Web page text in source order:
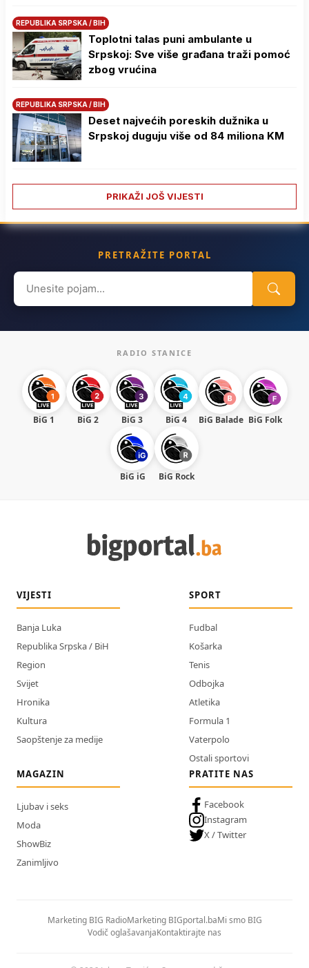
REPUBLIKA SRPSKA / BIH
Toplotni talas puni ambulante u
Srpskoj: Sve više građana traži pomoć
zbog vrućina
REPUBLIKA SRPSKA / BIH
Deset najvećih poreskih dužnika u
Srpskoj duguju više od 84 miliona KM
PRIKAŽI JOŠ VIJESTI
PRETRAŽITE PORTAL
Search
for:
RADIO STANICE
BiG 1 BiG 2 BiG 3 BiG 4 BiG Balade BiG Folk
BiG iG BiG Rock
VIJESTI
Banja Luka
Republika Srpska / BiH
Region
Svijet
Hronika
Kultura
Saopštenje za medije
SPORT
Fudbal
Košarka
Tenis
Odbojka
Atletika
Formula 1
Vaterpolo
Ostali sportovi
MAGAZIN
Ljubav i seks
Moda
ShowBiz
Zanimljivo
PRATITE NAS
Facebook
Instagram
X / Twitter
Marketing BIG RadioMarketing BIGportal.baMi smo BIG
Vodič oglašavanjaKontaktirajte nas